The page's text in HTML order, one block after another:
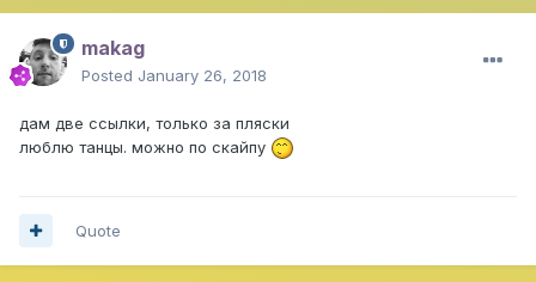
makag
Posted January 26, 2018
дам две ссылки, только за пляски
люблю танцы. можно по скайпу
Quote